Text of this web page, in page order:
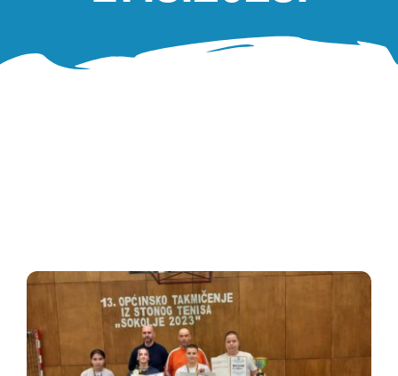
Oglasna ploča
Aktivnosti